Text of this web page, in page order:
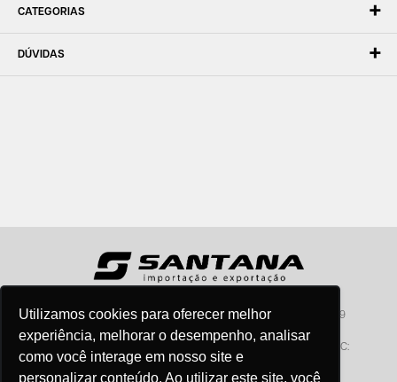
Utilizamos cookies para oferecer melhor
experiência, melhorar o desempenho, analisar
como você interage em nosso site e
personalizar conteúdo. Ao utilizar este site, você
CATEGORIAS
DÚVIDAS
Santana - Importação e Exportação - CNPJ:57.464.653/0001-49
Atendimento por telefone: dias úteis, das 08:15hs às 18:00hs
SAC:
sac@santanaimport.com.br